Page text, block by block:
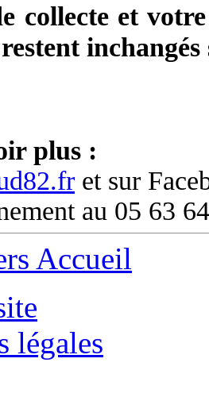
collecte et
inchangés
plus :
et sur
au 05 63
Accueil
légales